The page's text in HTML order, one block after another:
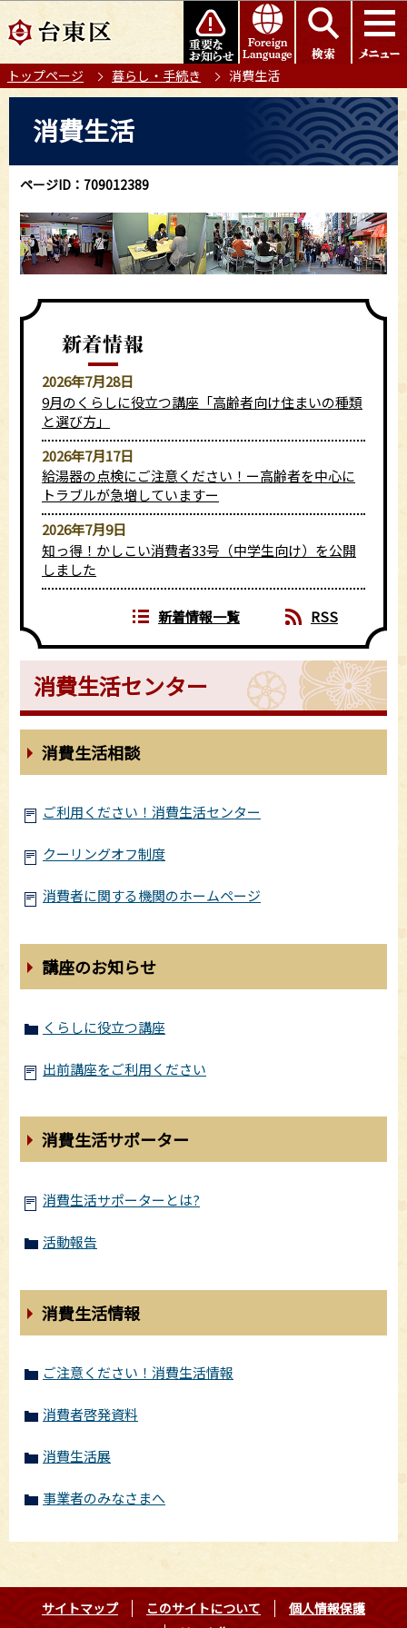
の
ー
ジ
頭
このページの本文へ移動
トップページ 暮らし・手続き 消費生活
ら
消費生活
ページID：709012389
2026年7月28日
9月のくらしに役立つ講座「高齢者向け住まいの種類
と選び方」
2026年7月17日
給湯器の点検にご注意ください！ー高齢者を中心に
トラブルが急増していますー
2026年7月9日
知っ得！かしこい消費者33号（中学生向け）を公開
しました
新着情報一覧 RSS
消費生活センター
消費生活相談
ご利用ください！消費生活センター
クーリングオフ制度
消費者に関する機関のホームページ
講座のお知らせ
くらしに役立つ講座
出前講座をご利用ください
消費生活サポーター
消費生活サポーターとは?
活動報告
消費生活情報
ご注意ください！消費生活情報
消費者啓発資料
消費生活展
事業者のみなさまへ
サイトマップ このサイトについて
個人情報保護